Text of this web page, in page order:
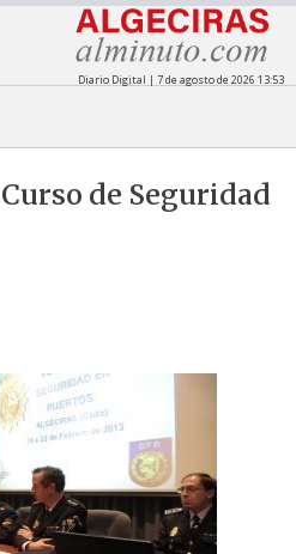
Diario Digital | 7 de agosto de 2026 13:53
de Seguridad